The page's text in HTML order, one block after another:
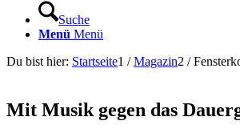
Suche
Menü Menü
Du bist hier: Startseite1 / Magazin2 /
Mit Musik gegen das